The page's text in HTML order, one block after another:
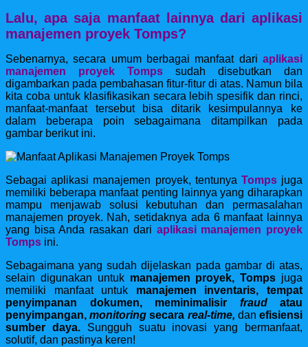
Lalu, apa saja manfaat lainnya dari aplikasi
manajemen proyek Tomps?
Sebenarnya, secara umum berbagai manfaat dari aplikasi
manajemen proyek Tomps sudah disebutkan dan
digambarkan pada pembahasan fitur-fitur di atas. Namun bila
kita coba untuk klasifikasikan secara lebih spesifik dan rinci,
manfaat-manfaat tersebut bisa ditarik kesimpulannya ke
dalam beberapa poin sebagaimana ditampilkan pada
gambar berikut ini.
Sebagai aplikasi manajemen proyek, tentunya Tompsjuga
memiliki beberapa manfaat penting lainnya yang diharapkan
mampu menjawab solusi kebutuhan dan permasalahan
manajemen proyek. Nah, setidaknya ada 6 manfaat lainnya
yang bisa Anda rasakan dari aplikasi manajemen proyek
Tomps ini.
Sebagaimana yang sudah dijelaskan pada gambar di atas,
selain digunakan untuk manajemen proyek, Tomps juga
memiliki manfaat untuk manajemen inventaris, tempat
penyimpanan dokumen, meminimalisir fraudatau
penyimpangan,monitoring secara real-time, danefisiensi
sumber daya. Sungguh suatu inovasi yang bermanfaat,
solutif, dan pastinya keren!